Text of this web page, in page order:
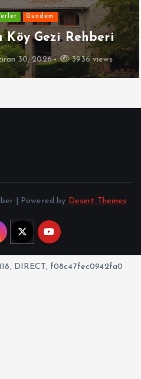
Gündem
Gezi Rehberi
30, 2026 3936 views
| Powered by Desert Themes
DIRECT, f08c47fec0942fa0